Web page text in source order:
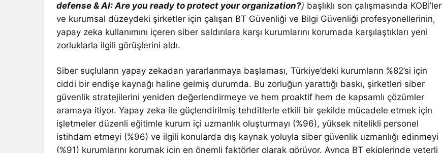
defense & AI: Are you ready to protect your organization?) başlıklı son çalışmasında KOBİ’ler
ve kurumsal düzeydeki şirketler için çalışan BT Güvenliği ve Bilgi Güvenliği profesyonellerinin,
yapay zeka kullanımını içeren siber saldırılara karşı kurumlarını korumada karşılaştıkları yeni
zorluklarla ilgili görüşlerini aldı.
Siber suçluların yapay zekadan yararlanmaya başlaması, Türkiye’deki kurumların %82’si için
ciddi bir endişe kaynağı haline gelmiş durumda. Bu zorluğun yarattığı baskı, şirketleri siber
güvenlik stratejilerini yeniden değerlendirmeye ve hem proaktif hem de kapsamlı çözümler
aramaya itiyor. Yapay zeka ile güçlendirilmiş tehditlerle etkili bir şekilde mücadele etmek için
işletmeler düzenli eğitimle kurum içi uzmanlık oluşturmayı (%96), yüksek nitelikli personel
istihdam etmeyi (%96) ve ilgili konularda dış kaynak yoluyla siber güvenlik uzmanlığı edinmeyi
(%91) kurumlarını korumak için en önemli faktörler olarak görüyor. Ayrıca BT ekiplerinde yeterli